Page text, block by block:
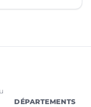
DÉPARTEMENTS